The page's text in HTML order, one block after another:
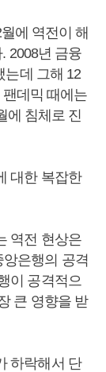
에 역전이 해
2008년 금융
는데 그해 12
데믹 때에는
에 침체로 진
대한 복잡한
역전 현상은
은행의 공격
이 공격적으
큰 영향을 받
하락해서 단